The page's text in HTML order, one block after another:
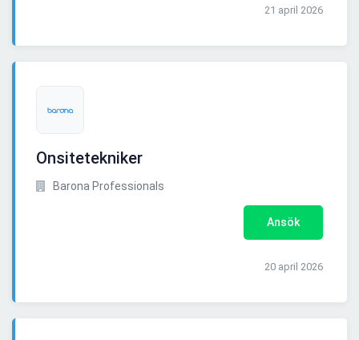
21 april 2026
Onsitetekniker
Barona Professionals
Ansök
20 april 2026